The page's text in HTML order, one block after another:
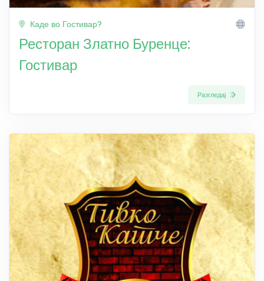
Каде во Гостивар?
Ресторан Златно Буренце:
Гостивар
Разгледај